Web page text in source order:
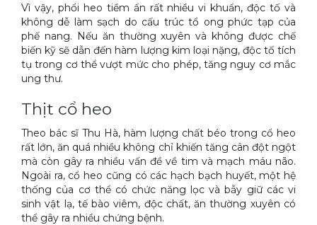
Vì vậy, phổi heo tiềm ẩn rất nhiều vi khuẩn, độc tố và
không dễ làm sạch do cấu trúc tổ ong phức tạp của
phế nang. Nếu ăn thường xuyên và không được chế
biến kỹ sẽ dẫn đến hàm lượng kim loại nặng, độc tố tích
tụ trong cơ thể vượt mức cho phép, tăng nguy cơ mắc
ung thư.
Thịt cổ heo
Theo bác sĩ Thu Hà, hàm lượng chất béo trong cổ heo
rất lớn, ăn quá nhiều không chỉ khiến tăng cân đột ngột
mà còn gây ra nhiều vấn đề về tim và mạch máu não.
Ngoài ra, cổ heo cũng có các hạch bạch huyết, một hệ
thống của cơ thể có chức năng lọc và bẫy giữ các vi
sinh vật lạ, tế bào viêm, độc chất, ăn thường xuyên có
thể gây ra nhiều chứng bệnh.